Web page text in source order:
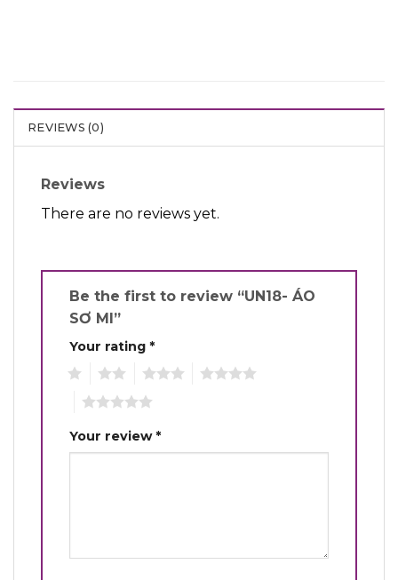
REVIEWS (0)
Reviews
There are no reviews yet.
Be the first to review “UN18- ÁO
SƠ MI”
Your rating *
Your review*